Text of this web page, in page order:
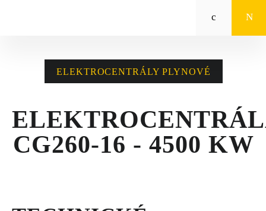
STROJE PRE
MALÁ MECHANIZÁCIA
ELEKTROCENTRÁLY PLYNOVÉ
CG260-16 - 4500 KW